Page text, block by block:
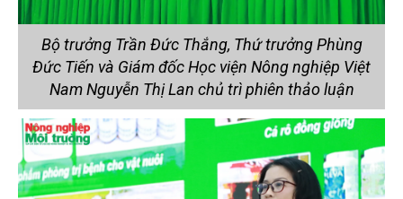
Bộ trưởng Trần Đức Thắng, Thứ trưởng Phùng
Đức Tiến và Giám đốc Học viện Nông nghiệp Việt
Nam Nguyễn Thị Lan chủ trì phiên thảo luận